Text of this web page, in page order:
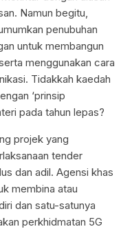
Namun begitu,
penubuhan
untuk membangun
menggunakan cara
Tidakkah kaedah
‘prinsip
pada tahun lepas?
projek yang
tender
dan adil. Agensi khas
membina atau
dan satu-satunya
perkhidmatan 5G